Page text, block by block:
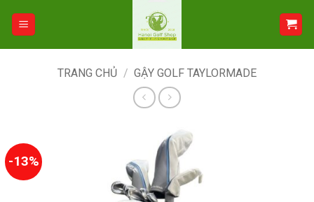
TRANG CHỦ / GẬY GOLF TAYLORMADE
-13%